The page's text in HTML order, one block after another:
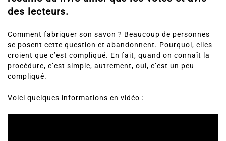
des lecteurs.
Comment fabriquer son savon ? Beaucoup de personnes
se posent cette question et abandonnent. Pourquoi, elles
croient que c’est compliqué. En fait, quand on connaît la
procédure, c’est simple, autrement, oui, c’est un peu
compliqué.
Voici quelques informations en vidéo :